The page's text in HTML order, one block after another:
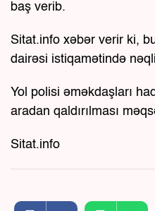
baş verib.
Sitat.info xəbər verir ki,
dairəsi istiqamətində
Yol polisi əməkdaşları
aradan qaldırılması
Sitat.info